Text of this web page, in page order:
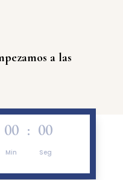
a las
00
Min
: 00
Seg